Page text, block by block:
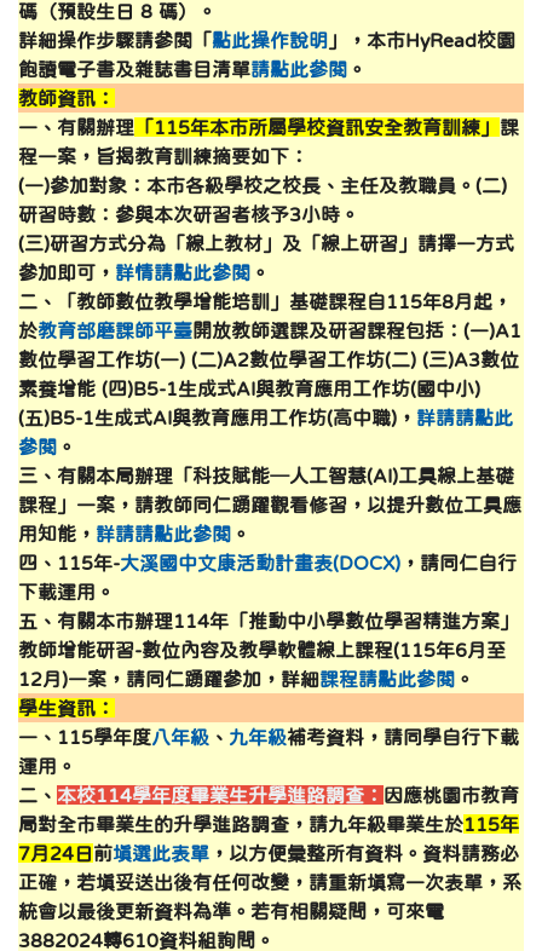
碼（預設生日 8 碼）。
詳細操作步驟請參閱「點此操作說明 」，本市HyRead校園
飽讀電子書及雜誌書目清單請點此參閱 。
教師資訊：
一、有關辦理 「115年本市所屬學校資訊安全教育訓練」 課
程一案，旨揭教育訓練摘要如下：
(一)參加對象：本市各級學校之校長、主任及教職員。(二)
研習時數：參與本次研習者核予3小時。
(三)研習方式分為「線上教材」及「線上研習」請擇一方式
參加即可， 詳情請點此參閱 。
二、「教師數位教學增能培訓」基礎課程自115年8月起，
於教育部磨課師平臺開放教師選課及研習課程包括：(一)A1
數位學習工作坊(一) (二)A2數位學習工作坊(二) (三)A3數位
素養增能 (四)B5-1生成式AI與教育應用工作坊(國中小)
(五)B5-1生成式AI與教育應用工作坊(高中職) ， 詳請請點此
參閱 。
三、有關本局辦理「科技賦能─人工智慧(AI)工具線上基礎
課程」一案，請教師同仁踴躍觀看修習，以提升數位工具應
用知能， 詳請請點此參閱 。
四、115年-大溪國中文康活動計畫表(DOCX) ，請同仁自行
下載運用。
五、有關本市辦理114年「推動中小學數位學習精進方案」
教師增能研習-數位內容及教學軟體線上課程(115年6月至
12月)一案，請同仁踴躍參加，詳細課程請點此參閱 。
學生資訊：
一、115學年度八年級 、 九年級補考資料，請同學自行下載
運用。
二、 本校114學年度畢業生升學進路調查： 因應桃園市教育
局對全市畢業生的升學進路調查，請九年級畢業生於115年
7月24日前填選此表單 ，以方便彙整所有資料。資料請務必
正確，若填妥送出後有任何改變，請重新填寫一次表單，系
統會以最後更新資料為準。若有相關疑問，可來電
3882024轉610資料組詢問。